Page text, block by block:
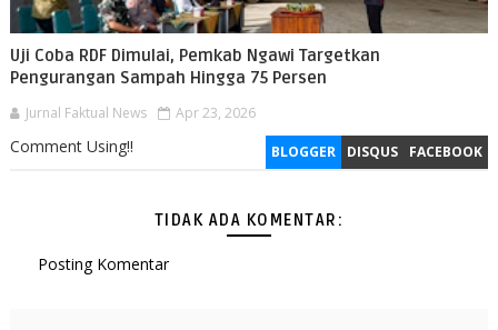
Uji Coba RDF Dimulai, Pemkab Ngawi Targetkan
Pengurangan Sampah Hingga 75 Persen
Jurnal Faktual News Apr 23, 2026
BLOGGER DISQUS FACEBOOK
Comment Using!!
TIDAK ADA KOMENTAR:
Posting Komentar